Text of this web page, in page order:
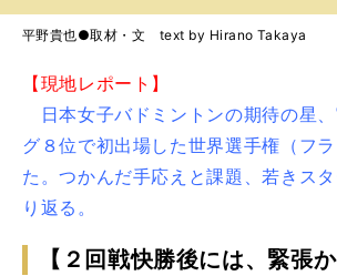
ー
バ
平野貴也●取材・文 text by Hirano Takaya
【現地レポート】
日本女子バドミントンの期待の星
グ８位で初出場した世界選手権（フ
た。つかんだ手応えと課題、若きス
り返る。
【２回戦快勝後には、緊張